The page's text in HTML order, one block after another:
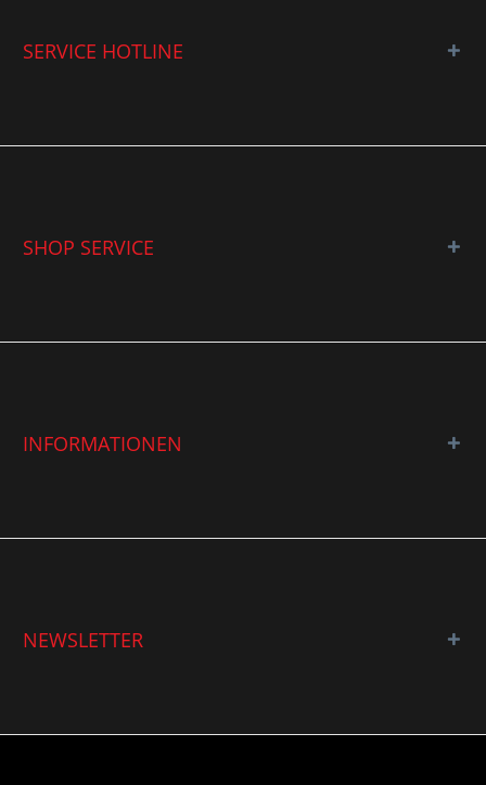
SERVICE HOTLINE
SHOP SERVICE
INFORMATIONEN
NEWSLETTER